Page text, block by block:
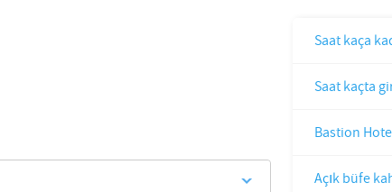
Saat kaça
Saat kaçta
Bastion
Açık büfe